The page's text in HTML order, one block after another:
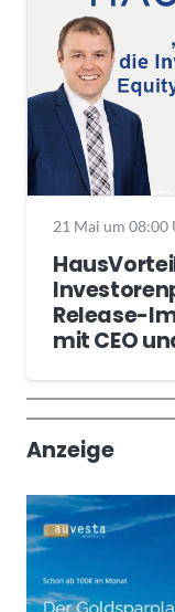
21 Mai um 08:00
Release-
mit CEO
Anzeige